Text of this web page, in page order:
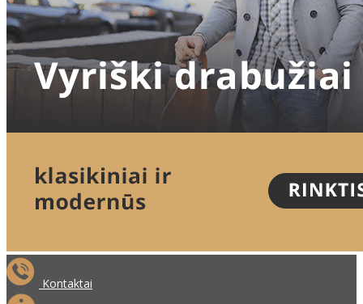
Kontaktai